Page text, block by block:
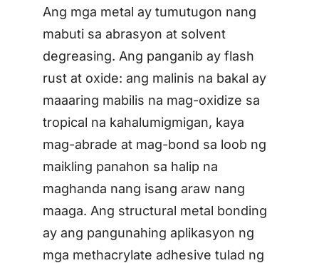
Ang mga metal ay tumutugon nang
mabuti sa abrasyon at solvent
degreasing. Ang panganib ay flash
rust at oxide: ang malinis na bakal ay
maaaring mabilis na mag-oxidize sa
tropical na kahalumigmigan, kaya
mag-abrade at mag-bond sa loob ng
maikling panahon sa halip na
maghanda nang isang araw nang
maaga. Ang structural metal bonding
ay ang pangunahing aplikasyon ng
mga methacrylate adhesive tulad ng